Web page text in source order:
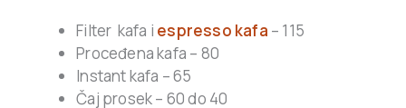
Filter kafa i espresso kafa – 115
Proceđena kafa – 80
Instant kafa – 65
Čaj prosek – 60 do 40